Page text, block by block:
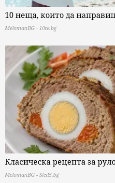
10 неща, които да
MelomanBG - 10te.bg
Класическа рецепта за
MelomanBG - Sled5.bg